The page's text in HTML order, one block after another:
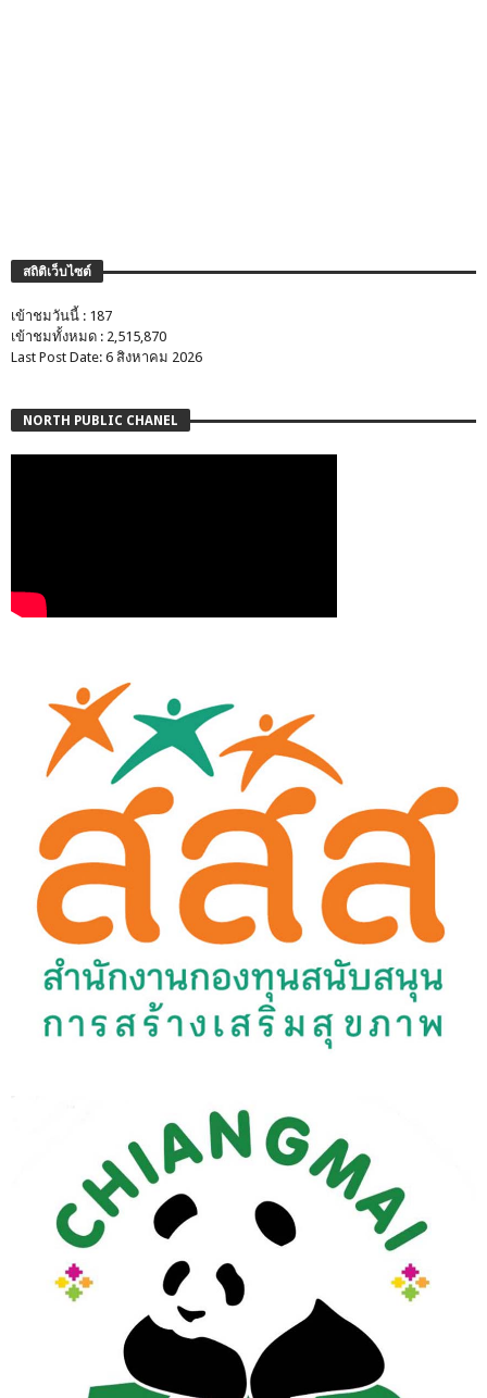
สถิติเว็บไซต์
เข้าชมวันนี้ : 187
เข้าชมทั้งหมด : 2,515,870
Last Post Date: 6 สิงหาคม 2026
NORTH PUBLIC CHANEL